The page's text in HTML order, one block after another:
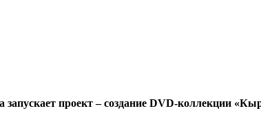
проект – создание DVD-коллекции